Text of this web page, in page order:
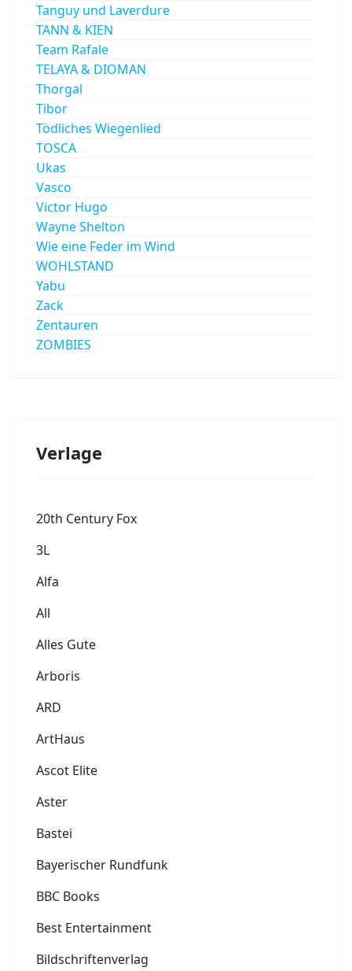
Tanguy und Laverdure
TANN & KIEN
Team Rafale
TELAYA & DIOMAN
Thorgal
Tibor
Tödliches Wiegenlied
TOSCA
Ukas
Vasco
Victor Hugo
Wayne Shelton
Wie eine Feder im Wind
WOHLSTAND
Yabu
Zack
Zentauren
ZOMBIES
Verlage
20th Century Fox
3L
Alfa
All
Alles Gute
Arboris
ARD
ArtHaus
Ascot Elite
Aster
Bastei
Bayerischer Rundfunk
BBC Books
Best Entertainment
Bildschriftenverlag